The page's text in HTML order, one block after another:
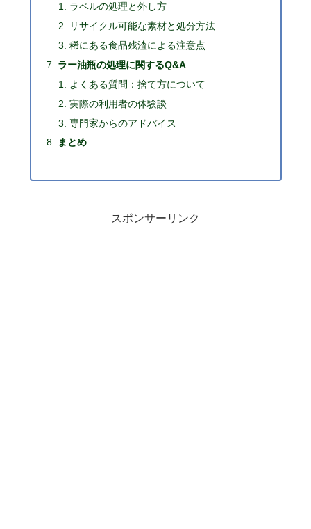
ラベルの処理と外し方
リサイクル可能な素材と処分方法
稀にある食品残渣による注意点
ラー油瓶の処理に関するQ&A
よくある質問：捨て方について
実際の利用者の体験談
専門家からのアドバイス
まとめ
スポンサーリンク